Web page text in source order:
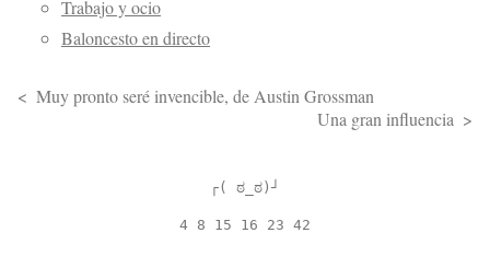
Trabajo y ocio
Baloncesto en directo
Muy pronto seré invencible, de Austin Grossman
Una gran influencia
┌( ಠ_ಠ)┘
4 8 15 16 23 42